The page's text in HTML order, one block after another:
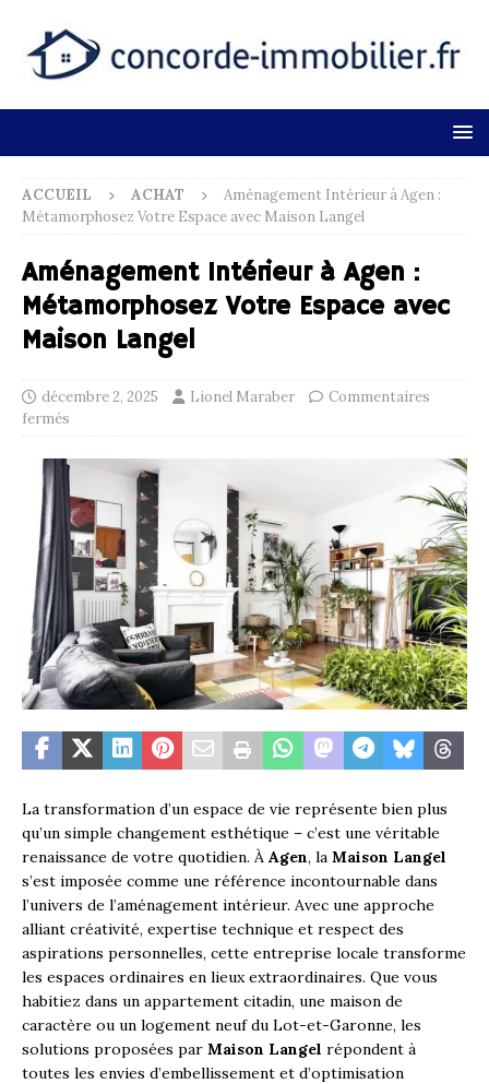
ACCUEIL ACHAT
Aménagement Intérieur à Agen :
Métamorphosez Votre Espace avec Maison Langel
Aménagement Intérieur à Agen :
Métamorphosez Votre Espace avec
Maison Langel
décembre 2, 2025 Lionel Maraber
Commentaires
fermés
La transformation d’un espace de vie représente bien plus
qu’un simple changement esthétique – c’est une véritable
renaissance de votre quotidien. À Agen, la Maison Langel
s’est imposée comme une référence incontournable dans
l’univers de l’aménagement intérieur. Avec une approche
alliant créativité, expertise technique et respect des
aspirations personnelles, cette entreprise locale transforme
les espaces ordinaires en lieux extraordinaires. Que vous
habitiez dans un appartement citadin, une maison de
caractère ou un logement neuf du Lot-et-Garonne, les
solutions proposées par Maison Langel répondent à
toutes les envies d’embellissement et d’optimisation